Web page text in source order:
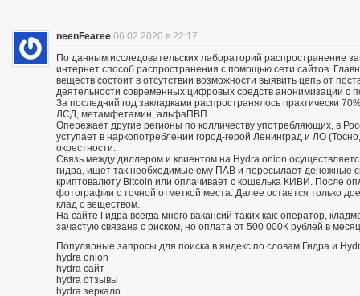
neenFearee 06.02.2020 в 22:17
По данным исследовательских лабораторий распространение
интернет способ распространения с помощью сети сайтов.
веществ состоит в отсутствии возможности выявить цепь от
деятельности современных цифровых средств анонимизации с
За последний год закладками распространялось практически
ЛСД, метамфетамин, альфаПВП.
Опережает другие регионы по колличеству употребляющих, в
уступает в наркопотреблении город-герой Ленинград и ЛО
окрестности.
Связь между диллером и клиентом на Hydra onion
гидра, ищет так необходимые ему ПАВ и пересылает денежные
криптовалюту Bitcoin или оплачивает с кошелька КИВИ. После
фотографии с точной отметкой места. Далее остается только
клад с веществом.
На сайте Гидра всегда много вакансий таких как: оператор,
зачастую связана с риском, но оплата от 500 000К рублей в
Популярные запросы для поиска в яндекс по словам Гидра и
hydra onion
hydra сайт
hydra отзывы
hydra зеркало